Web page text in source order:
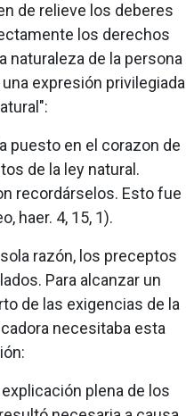
de relieve los deberes
los derechos
naturaleza de la persona
expresión privilegiada
puesto en el corazon de
de la ley natural.
recordárselos. Esto fue
haer. 4, 15, 1).
razón, los preceptos
Para alcanzar un
de las exigencias de la
necesitaba esta
plena de los